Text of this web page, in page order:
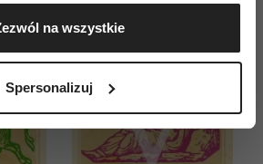
dotyczące Twojej lokalizacji
dokładnością nawet do kilku metrów
Twoje urządzenie, aktywnie
wirtualny odcisk palca)
oraz ustaw własne preferencje w
na wszystkie
Spersonalizuj